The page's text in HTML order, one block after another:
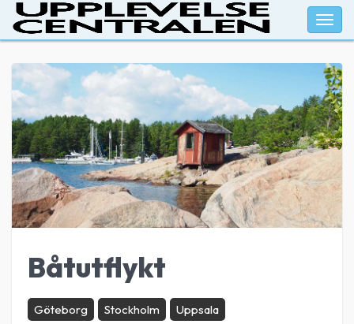
Båtutflykt
Göteborg Stockholm Uppsala